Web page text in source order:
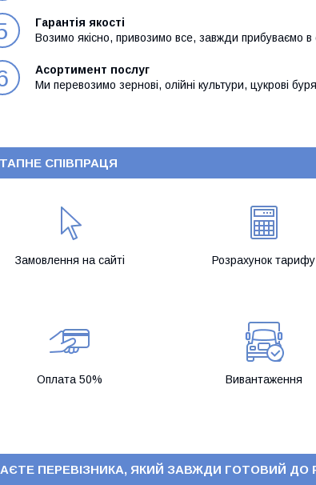
Гарантія якості
Возимо якісно, привозимо все, завжди прибуваємо
Асортимент послуг
Ми перевозимо зернові, олійні культури, цукрові
СПІВПРАЦЯ
Замовлення на сайті Розрахунок тарифу
Оплата 50% Вивантаження
ПЕРЕВІЗНИКА, ЯКИЙ ЗАВЖДИ ГОТОВИЙ ДО